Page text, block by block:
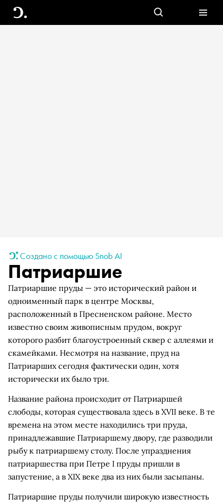
Создано с помощью Snob AI
Патриаршие
Патриаршие пруды — это исторический район и
одноименный парк в центре Москвы,
расположенный в Пресненском районе. Место
известно своим живописным прудом, вокруг
которого разбит благоустроенный сквер с аллеями и
скамейками. Несмотря на название, пруд на
Патриарших сегодня фактически один, хотя
исторически их было три.
Название района происходит от Патриаршей
слободы, которая существовала здесь в XVII веке. В те
времена на этом месте находились три пруда,
принадлежавшие Патриаршему двору, где разводили
рыбу к патриаршему столу. После упразднения
патриаршества при Петре I пруды пришли в
запустение, а в XIX веке два из них были засыпаны.
Патриаршие пруды получили широкую известность